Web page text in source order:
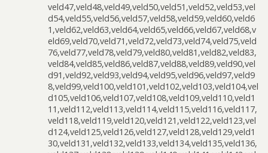
veld47,veld48,veld49,veld50,veld51,veld52,veld53,vel
d54,veld55,veld56,veld57,veld58,veld59,veld60,veld6
1,veld62,veld63,veld64,veld65,veld66,veld67,veld68,v
eld69,veld70,veld71,veld72,veld73,veld74,veld75,veld
76,veld77,veld78,veld79,veld80,veld81,veld82,veld83,
veld84,veld85,veld86,veld87,veld88,veld89,veld90,vel
d91,veld92,veld93,veld94,veld95,veld96,veld97,veld9
8,veld99,veld100,veld101,veld102,veld103,veld104,vel
d105,veld106,veld107,veld108,veld109,veld110,veld1
11,veld112,veld113,veld114,veld115,veld116,veld117,
veld118,veld119,veld120,veld121,veld122,veld123,vel
d124,veld125,veld126,veld127,veld128,veld129,veld1
30,veld131,veld132,veld133,veld134,veld135,veld136,